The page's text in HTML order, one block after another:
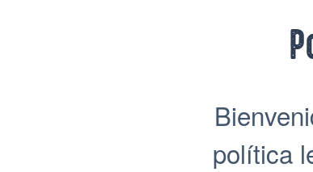
política